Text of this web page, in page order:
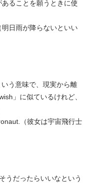
ることを願うときに使
日雨が降らないといい
う意味で、現実から離
」に似ているけれど、
（彼女は宇宙飛行士
うだったらいいなという